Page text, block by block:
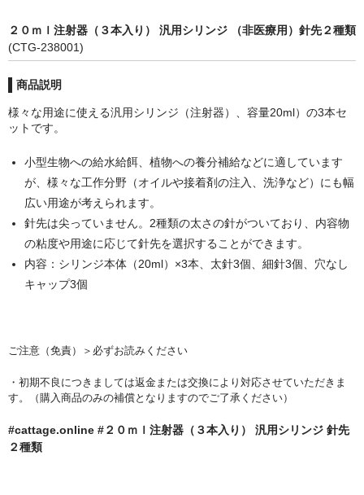
ツール・計測
ノギス・スライドカッター
ライト照明
工具
電流電圧計
シリンジ・シリンダ
フットスイッチ
アウトドア・ホビー
２０ｍｌ注射器（３本入り） 汎用シリンジ （非医療用）針先２種類
(CTG-238001)
商品説明
様々な用途に使える汎用シリンジ（注射器）、容量20ml）の3本セ
ットです。
小型生物への給水給餌、植物への養分補給などに適しています
が、様々な工作分野（オイルや接着剤の注入、洗浄など）にも幅
広い用途が考えられます。
針先は尖っていません。2種類の太さの針がついており、内容物
の粘度や用途に応じて針先を選択することができます。
内容：シリンジ本体（20ml）×3本、太針3個、細針3個、穴なし
キャップ3個
ご注意（免責）＞必ずお読みください
・初期不良につきましては返金または交換により対応させていただきま
す。（購入商品のみの補償となりますのでご了承ください）
#cattage.online #２０ｍｌ注射器（３本入り） 汎用シリンジ 針先
２種類